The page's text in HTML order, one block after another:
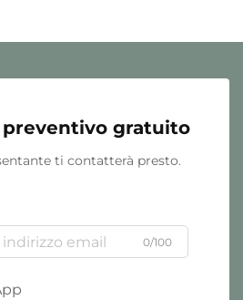
gratuito
ti contatterà presto.
0/100